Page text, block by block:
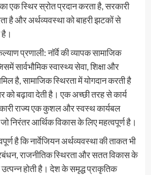
एक स्थिर स्रोत प्रदान करता है, सरकारी
है और अर्थव्यवस्था को बाहरी झटकों से
प्रणाली: नॉर्वे की व्यापक सामाजिक
सार्वभौमिक स्वास्थ्य सेवा, शिक्षा और
है, सामाजिक स्थिरता में योगदान करती है
बढ़ावा देती है। एक अच्छी तरह से कार्य
राज्य एक कुशल और स्वस्थ कार्यबल
निरंतर आर्थिक विकास के लिए महत्वपूर्ण है।
है कि नार्वेजियन अर्थव्यवस्था की ताकत भी
राजनीतिक स्थिरता और सतत विकास के
उत्पन्न होती है। देश के समृद्ध प्राकृतिक